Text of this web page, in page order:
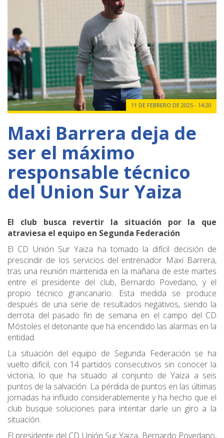
11 DE FEBRERO DE 2025 - 14:20
Maxi Barrera deja de
ser el máximo
responsable técnico
del Union Sur Yaiza
El club busca revertir la situación por la que
atraviesa el equipo en Segunda Federación
El CD Unión Sur Yaiza ha tomado la difícil decisión de
prescindir de los servicios del entrenador Maxi Barrera,
tras una reunión mantenida en la mañana de este martes
entre el presidente del club, Bernardo Povedano, y el
propio técnico grancanario. Esta medida se produce
después de una serie de resultados negativos, siendo la
derrota del pasado fin de semana en el campo del CD
Móstoles el detonante que ha encendido las alarmas en la
entidad.
La situación del equipo de Segunda Federación se ha
vuelto difícil, con 14 partidos consecutivos sin conocer la
victoria, lo que ha situado al conjunto de Yaiza a seis
puntos de la salvación. La pérdida de puntos en las últimas
jornadas ha influido considerablemente y ha hecho que el
club busque soluciones para intentar darle un giro a la
situación.
El presidente del CD Unión Sur Yaiza, Bernardo Povedano,